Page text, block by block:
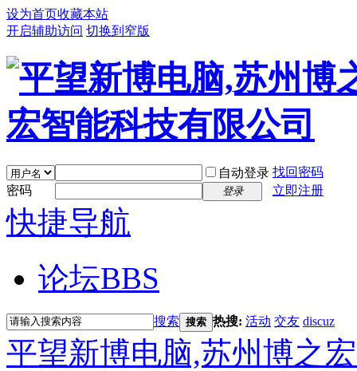
设为首页收藏本站
开启辅助访问 切换到窄版
自动登录 找回密码
密码
登录 立即注册
快捷导航
论坛BBS
搜索 搜索 热搜: 活动 交友 discuz
平望新博电脑,苏州博之